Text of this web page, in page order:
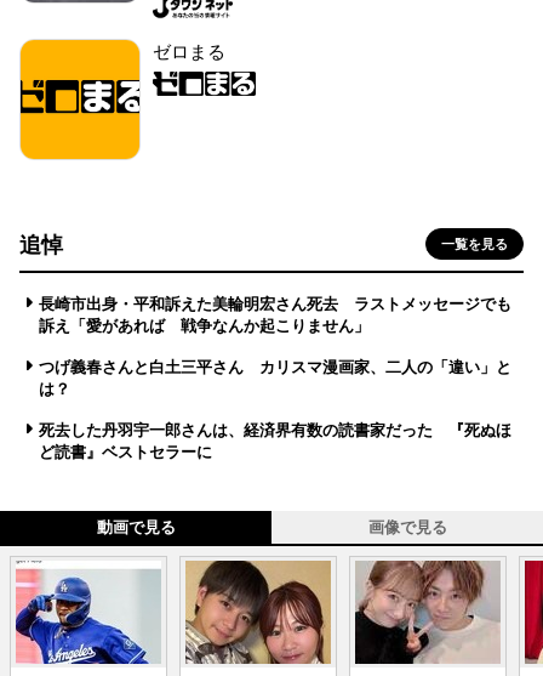
ゼロまる
追悼 一覧を見る
長崎市出身・平和訴えた美輪明宏さん死去 ラストメッセージでも
訴え「愛があれば 戦争なんか起こりません」
つげ義春さんと白土三平さん カリスマ漫画家、二人の「違い」と
は？
死去した丹羽宇一郎さんは、経済界有数の読書家だった 『死ぬほ
ど読書』ベストセラーに
動画で見る 画像で見る